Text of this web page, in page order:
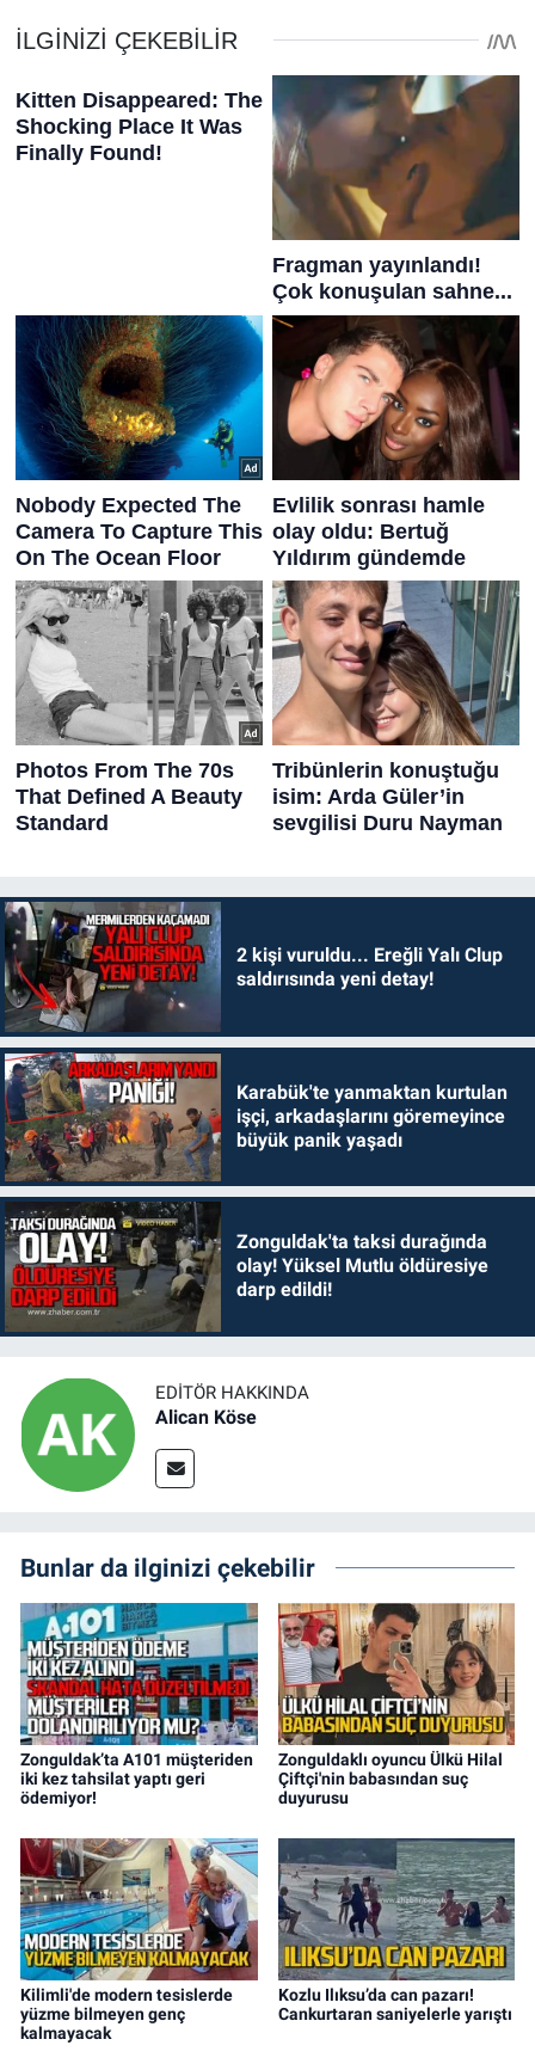
2 kişi vuruldu... Ereğli Yalı Clup
saldırısında yeni detay!
Karabük'te yanmaktan kurtulan
işçi, arkadaşlarını göremeyince
büyük panik yaşadı
Zonguldak'ta taksi durağında
olay! Yüksel Mutlu öldüresiye
darp edildi!
EDITÖR HAKKINDA
Alican Köse
Bunlar da ilginizi çekebilir
Zonguldak’ta A101 müşteriden
iki kez tahsilat yaptı geri
ödemiyor!
Zonguldaklı oyuncu Ülkü Hilal
Çiftçi'nin babasından suç
duyurusu
Kilimli'de modern tesislerde
yüzme bilmeyen genç
kalmayacak
Kozlu Ilıksu’da can pazarı!
Cankurtaran saniyelerle yarıştı